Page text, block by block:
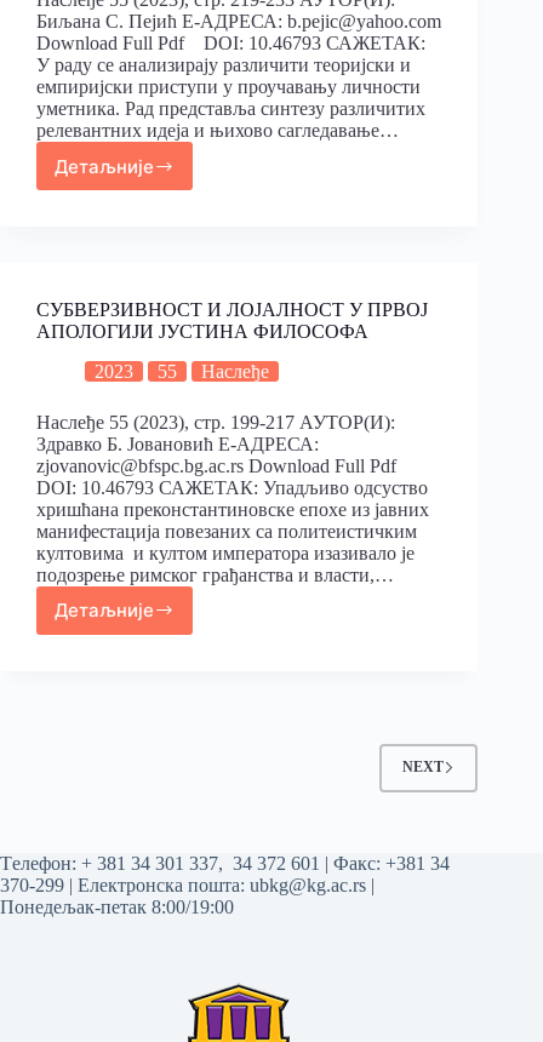
Биљана С. Пејић Е-АДРЕСА: b.pejic@yahoo.com
Download Full Pdf DOI: 10.46793 САЖЕТАК:
У раду се анализирају различити теоријски и
емпиријски приступи у проучавању личности
уметника. Рад представља синтезу различитих
релевантних идеја и њихово сагледавање…
Детаљније
СУБВЕРЗИВНОСТ И ЛОЈАЛНОСТ У ПРВОЈ
АПОЛОГИЈИ ЈУСТИНА ФИЛОСОФА
2023
55 Наслеђе
Наслеђе 55 (2023), стр. 199-217 АУТОР(И):
Здравко Б. Јовановић Е-АДРЕСА:
zjovanovic@bfspc.bg.ac.rs Download Full Pdf
DOI: 10.46793 САЖЕТАК: Упадљиво одсуство
хришћана преконстантиновске епохе из јавних
манифестација повезаних са политеистичким
култовима и култом императора изазивало је
подозрење римског грађанства и власти,…
Детаљније
NEXT
Tелефон: + 381 34 301 337, 34 372 601 | Факс: +381 34
370-299 | Електронска пошта: ubkg@kg.ac.rs |
Понедељак-петак 8:00/19:00